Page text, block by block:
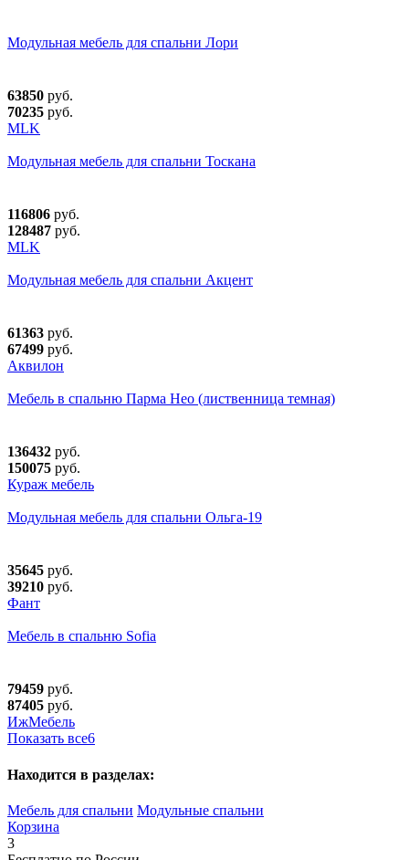
Модульная мебель для спальни Лори
63850 руб.
70235 руб.
MLK
Модульная мебель для спальни Тоскана
116806 руб.
128487 руб.
MLK
Модульная мебель для спальни Акцент
61363 руб.
67499 руб.
Аквилон
Мебель в спальню Парма Нео (лиственница темная)
136432 руб.
150075 руб.
Кураж мебель
Модульная мебель для спальни Ольга-19
35645 руб.
39210 руб.
Фант
Мебель в спальню Sofia
79459 руб.
87405 руб.
ИжМебель
Показать все6
Находится в разделах:
Мебель для спальни Модульные спальни
Корзина
3